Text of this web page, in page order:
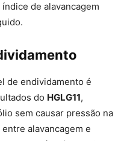
de alavancagem
de endividamento é
do HGLG11,
sem causar pressão na
alavancagem e